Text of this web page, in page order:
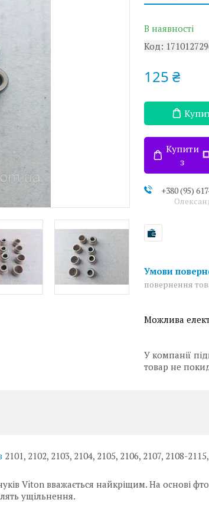
В наявності
Код:
125 ₴
Купити
з
+380 (95)
повернення
У компанії
товар не
2101, 2102, 2103, 2104, 2105, 2106, 2107, 2108-
Viton вважається найкріщим. На основі
ущільнення.